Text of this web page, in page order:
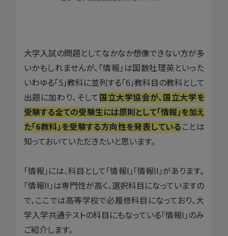
大学入試の問題としてなかなか想像できない方が多
いかもしれませんが、「情報」は国数社理英といった
いわゆる「5」教科に並列する「6」教科目の教科として
出題に加わり、そして国立大学協会が、国立大学を
受験する全ての受験生には原則として「情報」を加え
た「6教科」を受験する方向性を発表していることは
知っておいていただきたいと思います。
「情報」には、科目として「情報I」「情報II」があります。
「情報II」は専門性が高く、選択科目になっていますの
で、ここでは高等学校で必履修科目になっており、大
学入学共通テストの科目にもなっている「情報I」のみ
ご紹介します。